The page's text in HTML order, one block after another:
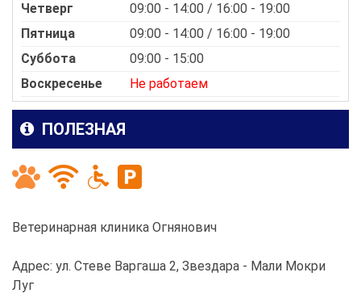
Четверг
09:00 - 14:00 / 16:00 - 19:00
Пятница
09:00 - 14:00 / 16:00 - 19:00
Суббота
09:00 - 15:00
Воскресенье
Не работаем
ПОЛЕЗНАЯ
Ветеринарная клиника Огнянович
Адрес: ул. Стеве Варгаша 2, Звездара - Мали Мокри
Луг